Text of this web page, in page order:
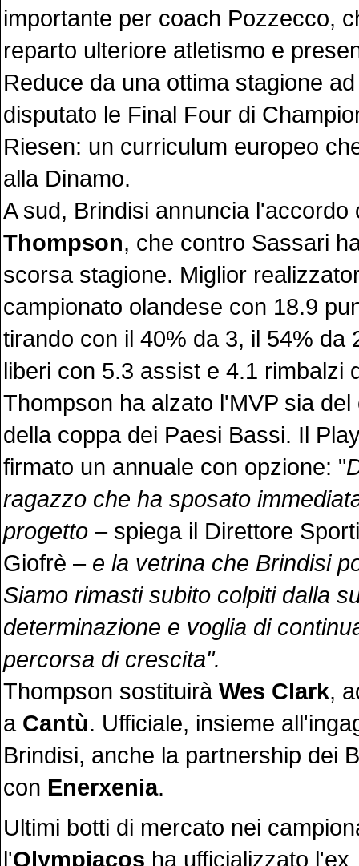
importante per coach Pozzecco,
reparto ulteriore atletismo e
Reduce da una ottima stagione
disputato le Final Four di
Riesen: un curriculum europeo
alla Dinamo.
A sud, Brindisi annuncia
Thompson, che contro Sassari
scorsa stagione. Miglior
campionato olandese con 18.9
tirando con il 40% da 3, il 54% da
liberi con 5.3 assist e 4.1 rimbalzi
Thompson ha alzato l'MVP sia
della coppa dei Paesi Bassi. Il
firmato un annuale con opzione: "
ragazzo che ha sposato
progetto – spiega il Direttore
Giofrè –e la vetrina che Brindisi
Siamo rimasti subito colpiti dalla
determinazione e voglia di
percorsa di crescita".
Thompson sostituirà Wes Clark,
a Cantù. Ufficiale, insieme
Brindisi, anche la partnership dei
con Enerxenia.
Ultimi botti di mercato nei
l'Olympiacos ha ufficializzato l'ex